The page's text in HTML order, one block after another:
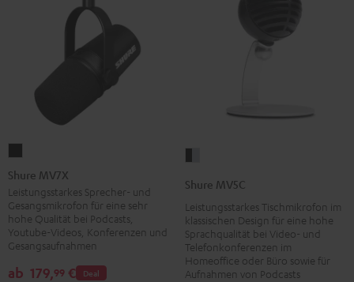
MV7X
Schwarz
Shure MV7X
Leistungsstarkes Sprecher- und
Gesangsmikrofon für eine sehr
hohe Qualität bei Podcasts,
Youtube-Videos, Konferenzen und
Gesangsaufnahmen
Deal
ab 179,99 €
/
Silber
Shure MV5C
Leistungsstarkes Tischmikrofon im
klassischen Design für eine hohe
Sprachqualität bei Video- und
Telefonkonferenzen im
Homeoffice oder Büro sowie für
Aufnahmen von Podcasts